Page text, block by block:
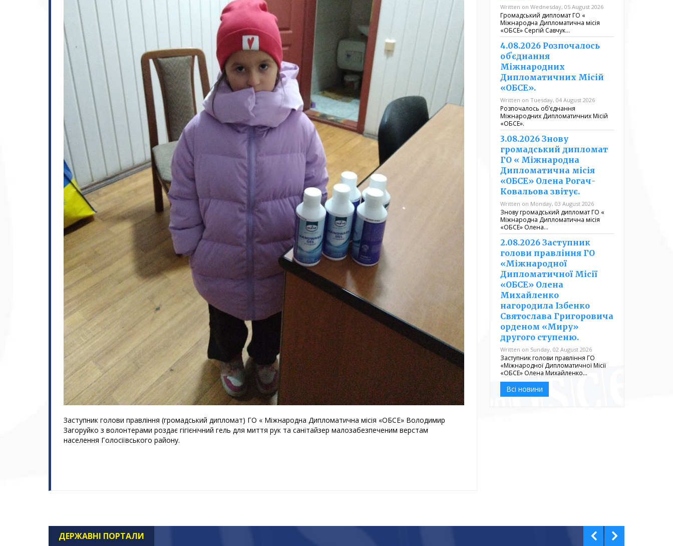
Заступник голови правління (громадський дипломат) ГО « Міжнародна Дипломатична місія «ОБСЕ» Володимир
Загоруйко з волонтерами роздає гігієнічний гель для миття рук та санітайзер малозабезпеченим верстам
населення Голосіївського району.
Written on Wednesday, 05 August 2026
Громадський дипломат ГО «
Міжнародна Дипломатична місія
«ОБСЕ» Сергій Савчук…
4.08.2026 Розпочалось
обʼєднання
Міжнародних
Дипломатичних Місій
«ОБСЕ».
Written on Tuesday, 04 August 2026
Розпочалось обʼєднання
Міжнародних Дипломатичних Місій
«ОБСЕ».
3.08.2026 Знову
громадський дипломат
ГО « Міжнародна
Дипломатична місія
«ОБСЕ» Олена Рогач-
Ковальова звітує.
Written on Monday, 03 August 2026
Знову громадський дипломат ГО «
Міжнародна Дипломатична місія
«ОБСЕ» Олена…
2.08.2026 Заступник
голови правління ГО
«Міжнародної
Дипломатичної Місії
«ОБСЕ» Олена
Михайленко
нагородила Ізбенко
Святослава Григоровича
орденом «Миру»
другого ступеню.
Written on Sunday, 02 August 2026
Заступник голови правління ГО
«Міжнародної Дипломатичної Місії
«ОБСЕ» Олена Михайленко…
Всі новини
ДЕРЖАВНІ ПОРТАЛИ